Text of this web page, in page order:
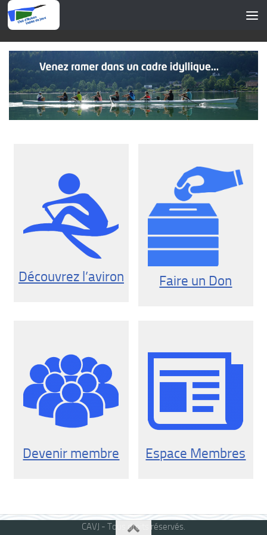
Skip to content
Découvrez l’aviron Faire un Don
Devenir membre Espace Membres
CAVJ - Tous droits réservés.